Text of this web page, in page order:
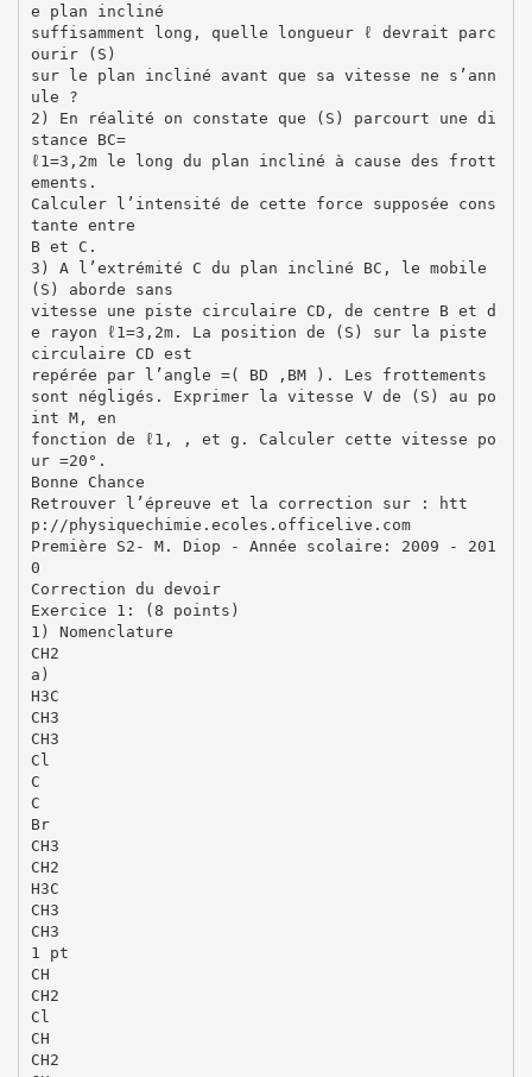
e plan incliné
suffisamment long, quelle longueur ℓ devrait parc
ourir (S)
sur le plan incliné avant que sa vitesse ne s’ann
ule ?
2) En réalité on constate que (S) parcourt une di
stance BC=
ℓ1=3,2m le long du plan incliné à cause des frott
ements.
Calculer l’intensité de cette force supposée cons
tante entre
B et C.
3) A l’extrémité C du plan incliné BC, le mobile
(S) aborde sans
vitesse une piste circulaire CD, de centre B et d
e rayon ℓ1=3,2m. La position de (S) sur la piste
circulaire CD est
repérée par l’angle =( BD ,BM ). Les frottements
sont négligés. Exprimer la vitesse V de (S) au po
int M, en
fonction de ℓ1, , et g. Calculer cette vitesse po
ur =20°.
Bonne Chance
Retrouver l’épreuve et la correction sur : htt
p://physiquechimie.ecoles.officelive.com
Première S2- M. Diop - Année scolaire: 2009 - 201
0
Correction du devoir
Exercice 1: (8 points)
1) Nomenclature
CH2
a)
H3C
CH3
CH3
Cl
C
C
Br
CH3
CH2
H3C
CH3
CH3
1 pt
CH
CH2
Cl
CH
CH2